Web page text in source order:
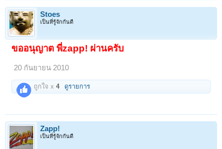
Stoes
เป็นที่รู้จักกันดี
ขออนุญาต พี่zapp! ผ่านครับ
20 กันยายน 2010
ถูกใจ x4 ดูรายการ
Zapp!
เป็นที่รู้จักกันดี